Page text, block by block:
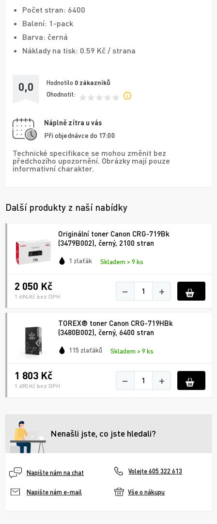
Počet stran: 6400
Balení: 1-pack
Barva: černá
Náklady na tisk: 0.59 Kč / strana
0,0 Hodnotilo 0 zákazníků
Ohodnotit:
Náplně zítra u vás
Při objednávce do 17:00
Technické specifikace se mohou změnit bez
předchozího upozornění. Obrázky mají pouze
informativní charakter.
Další produkty z naší nabídky
Originální toner Canon CRG-719Bk
(3479B002), černý, 2100 stran
1 zlaťák Skladem > 9 ks
2 050 Kč
1 694 Kč bez DPH − +
TOREX® toner Canon CRG-719HBk
(3480B002), černý, 6400 stran
115 zlaťáků Skladem > 9 ks
1 803 Kč
1 490 Kč bez DPH − +
Nenašli jste, co jste hledali?
Napište nám na chat Volejte 605 322 613
Napište nám e-mail Vše o nákupu